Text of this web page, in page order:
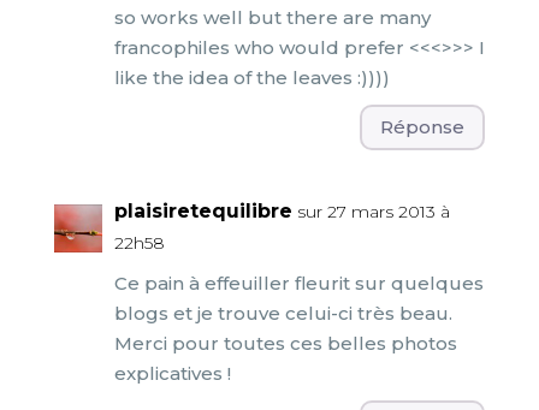
so works well but there are many
francophiles who would prefer <<<>>> I
like the idea of the leaves :))))
Réponse
plaisiretequilibre sur 27 mars 2013 à
22h58
Ce pain à effeuiller fleurit sur quelques
blogs et je trouve celui-ci très beau.
Merci pour toutes ces belles photos
explicatives !